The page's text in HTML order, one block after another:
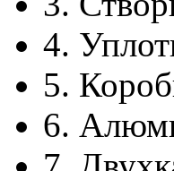
4.
5.
6.